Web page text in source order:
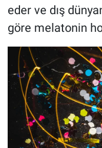
eder ve dış
göre melatonin